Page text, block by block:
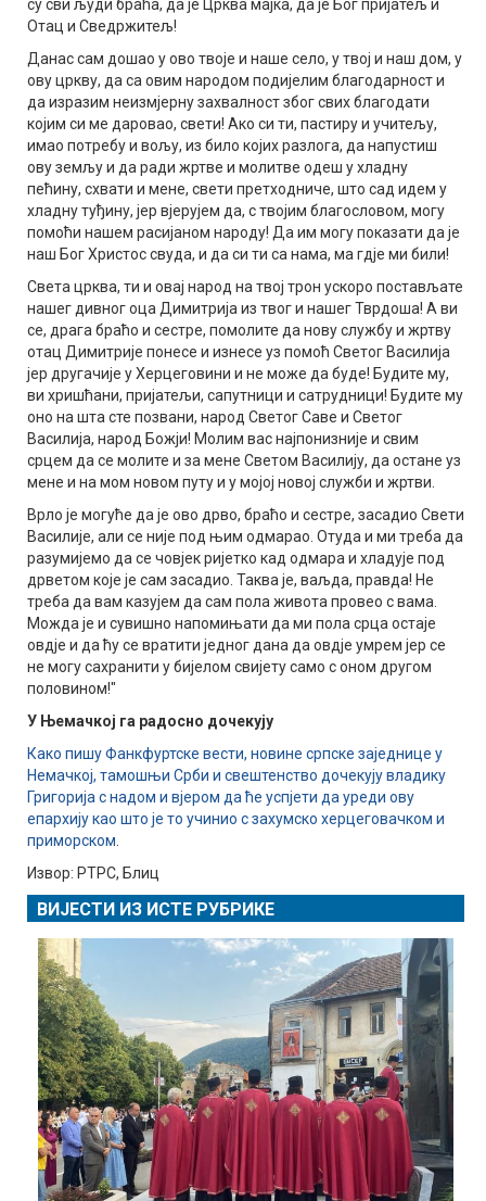
су сви људи браћа, да је Црква мајка, да је Бог пријатељ и
Отац и Сведржитељ!
Данас сам дошао у ово твоје и наше село, у твој и наш дом, у
ову цркву, да са овим народом подијелим благодарност и
да изразим неизмјерну захвалност због свих благодати
којим си ме даровао, свети! Ако си ти, пастиру и учитељу,
имао потребу и вољу, из било којих разлога, да напустиш
ову земљу и да ради жртве и молитве одеш у хладну
пећину, схвати и мене, свети претходниче, што сад идем у
хладну туђину, јер вјерујем да, с твојим благословом, могу
помоћи нашем расијаном народу! Да им могу показати да је
наш Бог Христос свуда, и да си ти са нама, ма гдје ми били!
Света црква, ти и овај народ на твој трон ускоро постављате
нашег дивног оца Димитрија из твог и нашег Тврдоша! А ви
се, драга браћо и сестре, помолите да нову службу и жртву
отац Димитрије понесе и изнесе уз помоћ Светог Василија
јер другачије у Херцеговини и не може да буде! Будите му,
ви хришћани, пријатељи, сапутници и сатрудници! Будите му
оно на шта сте позвани, народ Светог Саве и Светог
Василија, народ Божји! Молим вас најпонизније и свим
срцем да се молите и за мене Светом Василију, да остане уз
мене и на мом новом путу и у мојој новој служби и жртви.
Врло је могуће да је ово дрво, браћо и сестре, засадио Свети
Василије, али се није под њим одмарао. Отуда и ми треба да
разумијемо да се човјек ријетко кад одмара и хладује под
дрветом које је сам засадио. Таква је, ваљда, правда! Не
треба да вам казујем да сам пола живота провео с вама.
Можда је и сувишно напомињати да ми пола срца остаје
овдје и да ћу се вратити једног дана да овдје умрем јер се
не могу сахранити у бијелом свијету само с оном другом
половином!"
У Њемачкој га радосно дочекују
Како пишу Фанкфуртске вести, новине српске заједнице у
Немачкој, тамошњи Срби и свештенство дочекују владику
Григорија с надом и вјером да ће успјети да уреди ову
епархију као што је то учинио с захумско херцеговачком и
приморском
Извор: РТРС, Блиц
ВИЈЕСТИ ИЗ ИСТЕ РУБРИКЕ